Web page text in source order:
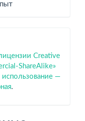
Creative
ShareAlike»
—
.